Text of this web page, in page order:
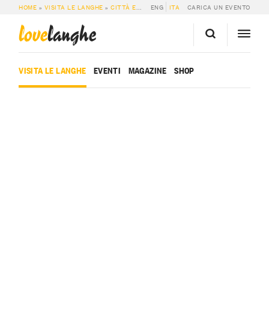
HOME » VISITA LE LANGHE »CITTÀ E PAESI » PERLETTO
ENG ITA CARICA UN EVENTO
lovelanghe
VISITA LE LANGHE EVENTI MAGAZINE SHOP